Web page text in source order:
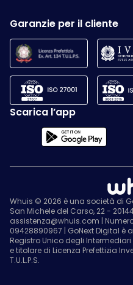
Garanzie per il cliente
Scarica l’app
Whuis © 2026 è una società di
San Michele del Carso, 22 -
assistenza@whuis.com |
09428890967 | GoNext Digital è
Registro Unico degli Intermediari
e titolare di Licenza Prefettizia
T.U.L.P.S.